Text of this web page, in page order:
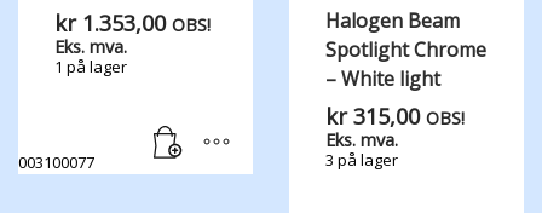
kr1.353,00 OBS!
Eks. mva.
1 på lager
003100077
Halogen Beam
Spotlight Chrome
– White light
kr315,00 OBS!
Eks. mva.
3 på lager